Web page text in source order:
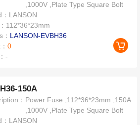
,1000V ,Plate Type Square Bolt
LANSON
112*36*23mm
LANSON-EVBH36
0
-
150A
： Power Fuse ,112*36*23mm ,150A
,1000V ,Plate Type Square Bolt
LANSON